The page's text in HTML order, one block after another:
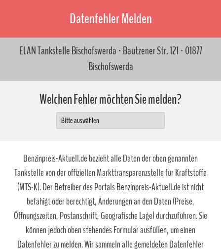
Datenfehler Melden
ELAN Tankstelle Bischofswerda · Bautzener Str. 121 · 01877
Bischofswerda
Welchen Fehler möchten Sie melden?
Benzinpreis-Aktuell.de bezieht alle Daten der oben genannten
Tankstelle von der offiziellen Markttransparenzstelle für Kraftstoffe
(MTS-K). Der Betreiber des Portals Benzinpreis-Aktuell.de ist nicht
befähigt oder berechtigt, Änderungen an den Daten (Preise,
Öffnungszeiten, Postanschrift, Geografische Lage) durchzuführen. Sie
können jedoch oben stehendes Formular ausfüllen, um einen
Datenfehler zu melden. Wir sammeln alle gemeldeten Datenfehler